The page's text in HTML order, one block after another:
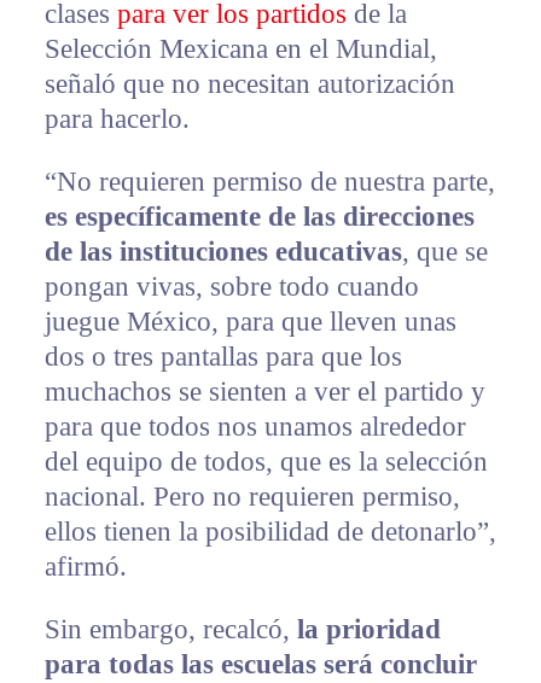
clases para ver los partidos de la
Selección Mexicana en el Mundial,
señaló que no necesitan autorización
para hacerlo.
“No requieren permiso de nuestra parte,
es específicamente de las direcciones
de las instituciones educativas, que se
pongan vivas, sobre todo cuando
juegue México, para que lleven unas
dos o tres pantallas para que los
muchachos se sienten a ver el partido y
para que todos nos unamos alrededor
del equipo de todos, que es la selección
nacional. Pero no requieren permiso,
ellos tienen la posibilidad de detonarlo”,
afirmó.
Sin embargo, recalcó, la prioridad
para todas las escuelas será concluir